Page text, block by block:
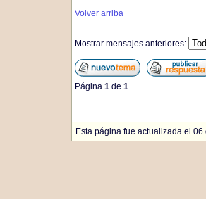
Volver arriba
Mostrar mensajes anteriores:
Página 1 de 1
Esta página fue actualizada el